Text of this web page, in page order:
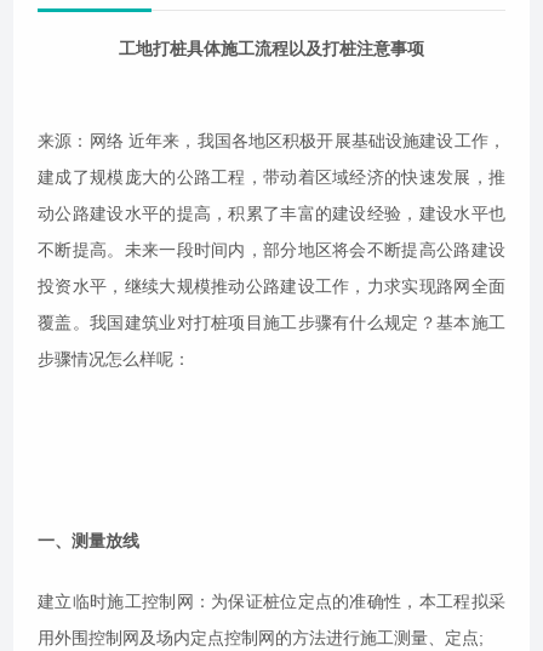
工地打桩具体施工流程以及打桩注意事项
来源：网络 近年来，我国各地区积极开展基础设施建设工作，
建成了规模庞大的公路工程，带动着区域经济的快速发展，推
动公路建设水平的提高，积累了丰富的建设经验，建设水平也
不断提高。未来一段时间内，部分地区将会不断提高公路建设
投资水平，继续大规模推动公路建设工作，力求实现路网全面
覆盖。我国建筑业对打桩项目施工步骤有什么规定？基本施工
步骤情况怎么样呢：
一、测量放线
建立临时施工控制网：为保证桩位定点的准确性，本工程拟采
用外围控制网及场内定点控制网的方法进行施工测量、定点;